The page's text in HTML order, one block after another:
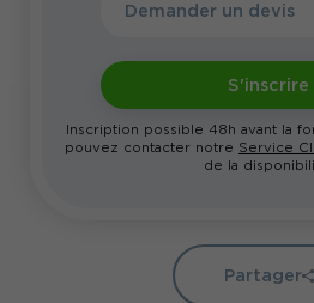
Demander un devis
S'inscrire
Inscription possible 48h avant la
pouvez contacter notre Service
de la
Partager